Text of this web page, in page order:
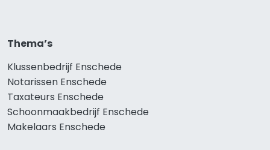
Thema’s
Klussenbedrijf Enschede
Notarissen Enschede
Taxateurs Enschede
Schoonmaakbedrijf Enschede
Makelaars Enschede